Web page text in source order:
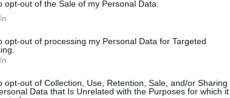
opt-out of the Sale of my Personal Data.
opt-out of processing my Personal Data for Targeted
opt-out of Collection, Use, Retention, Sale, and/or Sharing
Data that Is Unrelated with the Purposes for which it
συλλυπητήρια»: «Δάκρυσε» και
που έσβησε ξαφνικά
συγγενείς και φίλοι το τελευταίο «αντίο» στο
Νοσοκομείο Λεμεσού τα ξημερώματα της